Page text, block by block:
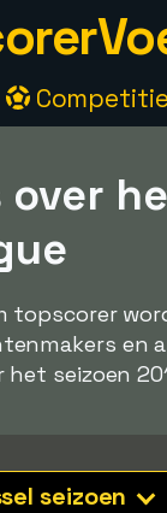
over
topscorer
en
seizoen
seizoen